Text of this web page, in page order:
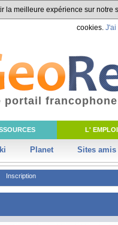
la meilleure expérience sur
cookies. J'ai
L' EMPLOI
Planet Sites amis
portail
Inscription